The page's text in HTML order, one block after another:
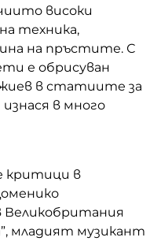
високи
техника,
на пръстите. С
е обрисуван
в статиите за
в много
критици в
Великобритания
младият музикант